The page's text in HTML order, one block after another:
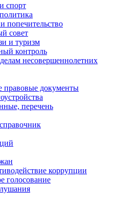
спорт
попечительство
совет
и туризм
контроль
несовершеннолетних
правовые документы
перечень
коррупции
голосование